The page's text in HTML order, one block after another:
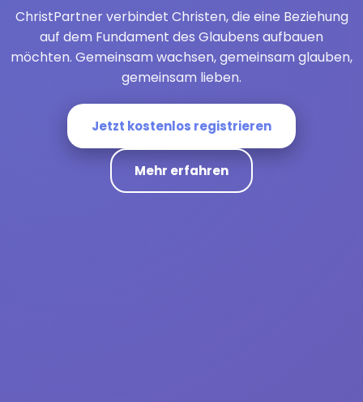
ChristPartner verbindet Christen, die eine Beziehung
auf dem Fundament des Glaubens aufbauen
möchten. Gemeinsam wachsen, gemeinsam glauben,
gemeinsam lieben.
Jetzt kostenlos registrieren
Mehr erfahren